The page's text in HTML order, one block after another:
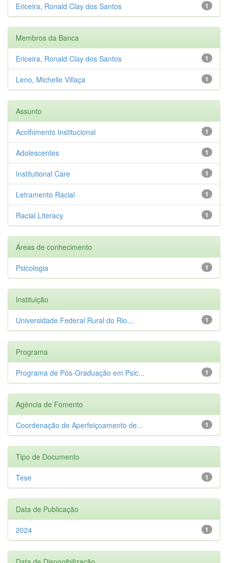
1
Ericeira, Ronald Clay dos Santos
Membros da Banca
1
Ericeira, Ronald Clay dos Santos
1
Leno, Michelle Villaça
Assunto
1
Acolhimento Institucional
1
Adolescentes
1
Institutional Care
1
Letramento Racial
1
Racial Literacy
Áreas de conhecimento
1
Psicologia
Instituição
1
Universidade Federal Rural do Rio...
Programa
1
Programa de Pós-Graduação em Psic...
Agência de Fomento
1
Coordenação de Aperfeiçoamento de...
Tipo de Documento
1
Tese
Data de Publicação
1
2024